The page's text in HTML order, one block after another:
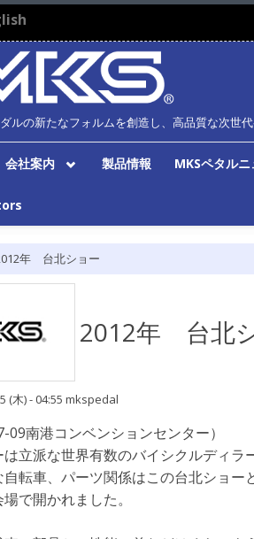
ルの新たなフォルムを創造し、高品質な次世代
会社案内 製品情報 MKSペタルニ
年 台北ショー
2012年 台北
(木) - 04:55 mkspedal
南港コンベンションセンター）
は立派な世界有数のバイシクルディ
転車、パーツ関係はこの台北ショ
で開かれました。